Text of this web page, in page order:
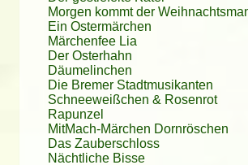
Morgen kommt der
Ein Ostermärchen
Märchenfee Lia
Der Osterhahn
Däumelinchen
Die Bremer Stadtmusikanten
Schneeweißchen & Rosenrot
Rapunzel
MitMach-Märchen Dornröschen
Das Zauberschloss
Nächtliche Bisse